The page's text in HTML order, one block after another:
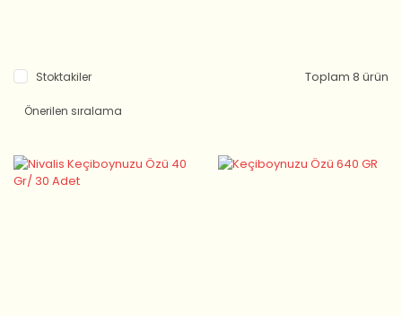
Stoktakiler Toplam 8 ürün